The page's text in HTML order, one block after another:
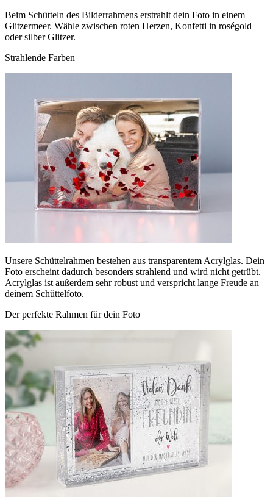
Beim Schütteln des Bilderrahmens erstrahlt dein Foto in einem
Glitzermeer. Wähle zwischen roten Herzen, Konfetti in roségold
oder silber Glitzer.
Strahlende Farben
Unsere Schüttelrahmen bestehen aus transparentem Acrylglas. Dein
Foto erscheint dadurch besonders strahlend und wird nicht getrübt.
Acrylglas ist außerdem sehr robust und verspricht lange Freude an
deinem Schüttelfoto.
Der perfekte Rahmen für dein Foto